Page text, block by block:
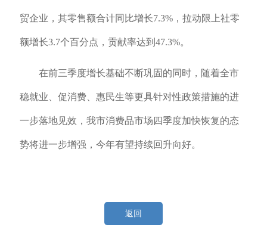
贸企业，其零售额合计同比增长7.3%，拉动限上社零
额增长3.7个百分点，贡献率达到47.3%。
在前三季度增长基础不断巩固的同时，随着全市
稳就业、促消费、惠民生等更具针对性政策措施的进
一步落地见效，我市消费品市场四季度加快恢复的态
势将进一步增强，今年有望持续回升向好。
返回